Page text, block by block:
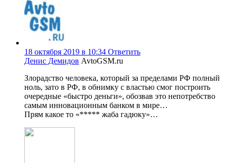
18 октября 2019 в 10:34 Ответить
Денис Демидов AvtoGSM.ru
Злорадство человека, который за пределами РФ полный
ноль, зато в РФ, в обнимку с властью смог построить
очередные «быстро деньги», обозвав это непотребство
самым инновационным банком в мире…
Прям какое то «***** жаба гадюку»…